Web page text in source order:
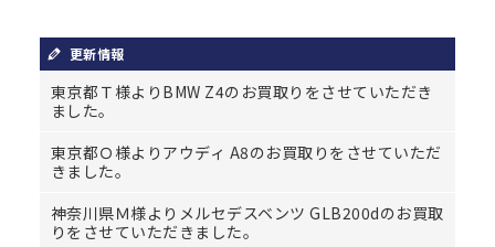
更新情報
東京都Ｔ様よりBMW Z4のお買取りをさせていただき
ました。
東京都Ｏ様よりアウディ A8のお買取りをさせていただ
きました。
神奈川県Ｍ様よりメルセデスベンツ GLB200dのお買取
りをさせていただきました。